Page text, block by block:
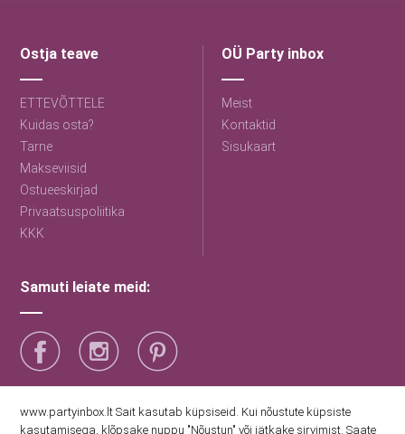
Ostja teave
ETTEVÕTTELE
Kuidas osta?
Tarne
Makseviisid
Ostueeskirjad
Privaatsuspoliitika
KKK
OÜ Party inbox
Meist
Kontaktid
Sisukaart
Samuti leiate meid:
Saage esimestena uudiseid
www.partyinbox.lt Sait kasutab küpsiseid. Kui nõustute küpsiste
kasutamisega, klõpsake nuppu "Nõustun" või jätkake sirvimist. Saate